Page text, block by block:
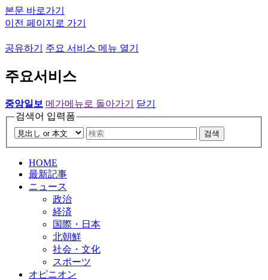
본문 바로가기
이전 페이지로 가기
공유하기 주요 서비스 메뉴 열기
주요서비스
중앙일보 메가메뉴로 돌아가기
닫기
검색어 입력폼
검색
HOME
最新記事
ニュース
政治
経済
国際・日本
北朝鮮
社会・文化
スポーツ
オピニオン